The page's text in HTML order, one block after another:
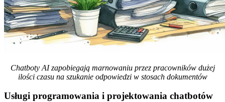
Chatboty AI zapobiegają marnowaniu przez pracowników dużej
ilości czasu na szukanie odpowiedzi w stosach dokumentów
Usługi programowania i projektowania chatbotów